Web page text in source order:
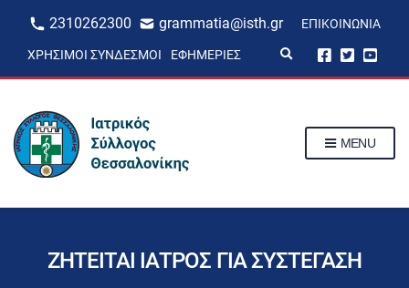
2310262300 grammatia@isth.gr ΕΠΙΚΟΙΝΩΝΊΑ
ΧΡΉΣΙΜΟΙ ΣΎΝΔΕΣΜΟΙ ΕΦΗΜΕΡΊΕΣ
p
m
MENU
ΖΗΤΕΙΤΑΙ ΙΑΤΡΟΣ ΓΙΑ ΣΥΣΤΕΓΑΣΗ